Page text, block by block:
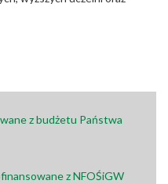
z budżetu Państwa
z NFOŚiGW